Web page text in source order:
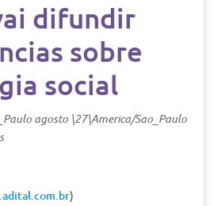
difundir
sobre
social
agosto \27\America/Sao_Paulo
)